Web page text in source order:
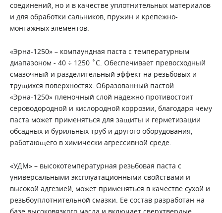
соединений, но и в качестве уплотнительных материалов
и для обработки сальников, пружин и крепежно-
монтажных элементов.
«Эрна-1250» – компаундная паста с температурным
диапазоном - 40 ÷ 1250 ˚С. Обеспечивает превосходный
смазочный и разделительный эффект на резьбовых и
трущихся поверхностях. Образованный пастой
«Эрна-1250» пленочный слой надежно противостоит
сероводородной и кислородной коррозии, благодаря чему
паста может применяться для защиты и герметизации
обсадных и бурильных труб и другого оборудования,
работающего в химически агрессивной среде.
«УДМ» – высокотемпературная резьбовая паста с
универсальными эксплуатационными свойствами и
высокой адгезией, может применяться в качестве сухой и
резьбоуплотнительной смазки. Ее состав разработан на